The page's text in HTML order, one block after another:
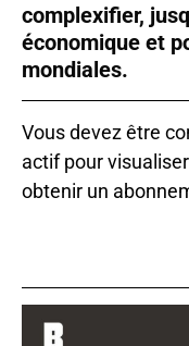
complexifier,
économique et
mondiales.
Vous devez être
actif pour
obtenir un